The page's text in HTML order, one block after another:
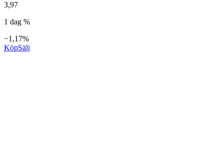
3,97
1 dag %
−1,17%
KöpSälj